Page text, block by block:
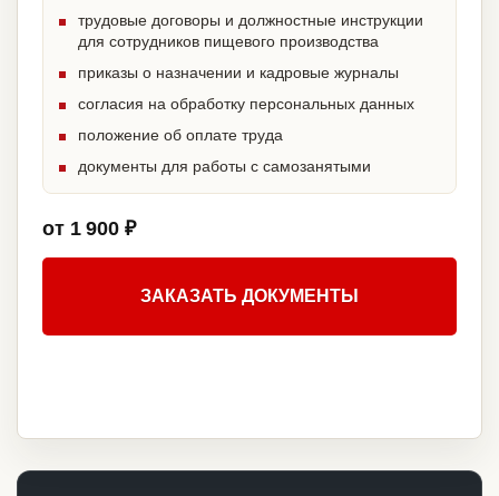
трудовые договоры и должностные инструкции
для сотрудников пищевого производства
приказы о назначении и кадровые журналы
согласия на обработку персональных данных
положение об оплате труда
документы для работы с самозанятыми
от 1 900 ₽
ЗАКАЗАТЬ ДОКУМЕНТЫ